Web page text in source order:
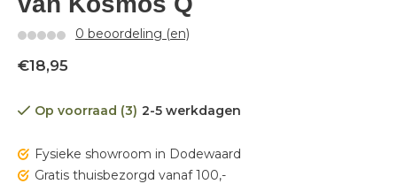
0 beoordeling (en)
€18,95
Op voorraad (3) 2-5 werkdagen
Fysieke showroom in Dodewaard
Gratis thuisbezorgd vanaf 100,-